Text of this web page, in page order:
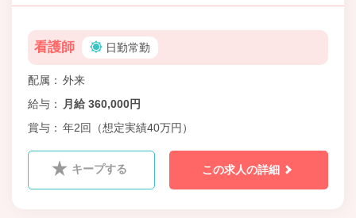
看護師 日勤常勤
配属
外来
給与
月給 360,000円
賞与
年2回（想定実績40万円）
キープする この求人の詳細